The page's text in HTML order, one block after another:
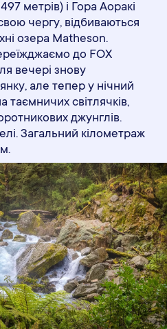
метрів) і Гора Аоракі
чергу, відбиваються
озера Matheson.
до FOX
вечері знову
але тепер у нічний
таємничих світлячків,
джунглів.
Загальний кілометраж